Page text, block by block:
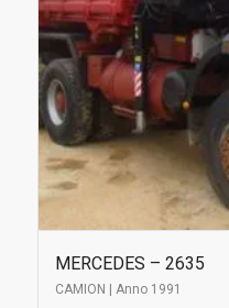
MERCEDES – 2635
CAMION | Anno 1991